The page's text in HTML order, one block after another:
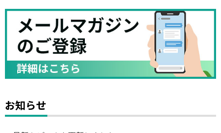
お知らせ